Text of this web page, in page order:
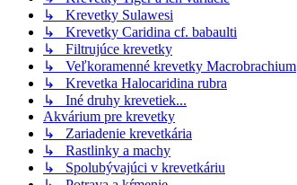
↳ Krevetky Sulawesi
↳ Krevetky Caridina cf. babaulti
↳ Filtrujúce krevetky
↳ Veľkoramenné krevetky Macrobrachium
↳ Krevetka Halocaridina rubra
↳ Iné druhy krevetiek...
Akvárium pre krevetky
↳ Zariadenie krevetkária
↳ Rastlinky a machy
↳ Spolubývajúci v krevetkáriu